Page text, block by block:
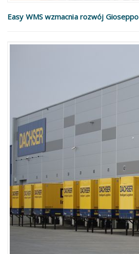
Easy WMS wzmacnia rozwój Gioseppo